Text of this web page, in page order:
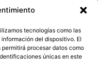
tecnologías como las
del dispositivo. El
procesar datos como
únicas en este
cookies de